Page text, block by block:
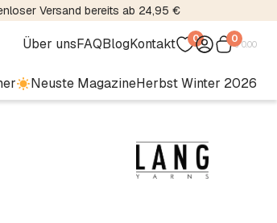
Versand bereits ab 24,95 €
Über unsFAQBlogKontakt 0 0€0.00
Neuste MagazineHerbst Winter 2026